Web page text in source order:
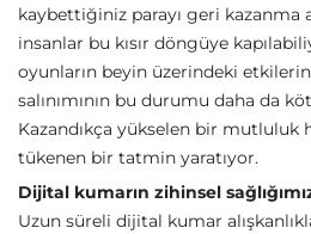
kaybettiğiniz parayı geri kazanma
insanlar bu kısır döngüye
oyunların beyin üzerindeki
salınımının bu durumu daha da
Kazandıkça yükselen bir mutluluk
tükenen bir tatmin yaratıyor.
Dijital kumarın zihinsel
Uzun süreli dijital kumar